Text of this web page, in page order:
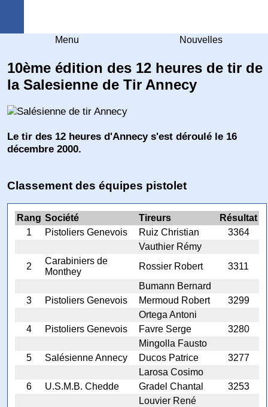
Menu Nouvelles
10ème édition des 12 heures de tir de
la Salesienne de Tir Annecy
Le tir des 12 heures d'Annecy s'est déroulé le 16
décembre 2000.
Classement des équipes pistolet
Rang Société Tireurs
Résultat
1
Pistoliers Genevois Ruiz Christian
3364
Vauthier Rémy
2
Carabiniers de
Monthey
Rossier Robert
3311
Bumann Bernard
3
Pistoliers Genevois Mermoud Robert
3299
Ortega Antoni
4
Pistoliers Genevois Favre Serge
3280
Mingolla Fausto
5
Salésienne Annecy Ducos Patrice
3277
Larosa Cosimo
6
U.S.M.B. Chedde Gradel Chantal
3253
Louvier René